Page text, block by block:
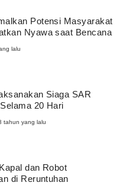
Potensi Masyarakat
Nyawa saat Bencana
lalu
Siaga SAR
20 Hari
tahun yang lalu
dan Robot
di Reruntuhan